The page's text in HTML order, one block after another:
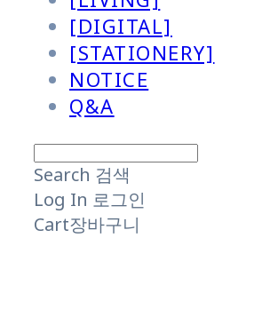
[DIGITAL]
[STATIONERY]
NOTICE
Q&A
Search 검색
Log In 로그인
Cart장바구니